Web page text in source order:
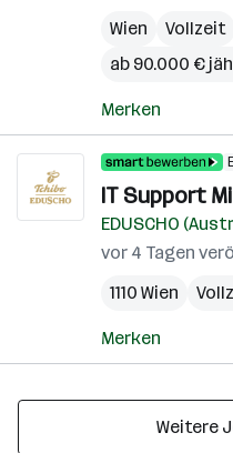
Wien
Vollzeit
ab 90.000 €
Merken
IT Support
EDUSCHO
vor 4 Tagen
1110 Wien
Merken
Weitere